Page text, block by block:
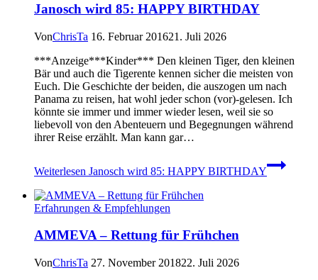
Janosch wird 85: HAPPY BIRTHDAY
VonChrisTa 16. Februar 201621. Juli 2026
***Anzeige***Kinder*** Den kleinen Tiger, den kleinen
Bär und auch die Tigerente kennen sicher die meisten von
Euch. Die Geschichte der beiden, die auszogen um nach
Panama zu reisen, hat wohl jeder schon (vor)-gelesen. Ich
könnte sie immer und immer wieder lesen, weil sie so
liebevoll von den Abenteuern und Begegnungen während
ihrer Reise erzählt. Man kann gar…
Weiterlesen Janosch wird 85: HAPPY BIRTHDAY
Erfahrungen & Empfehlungen
AMMEVA – Rettung für Frühchen
VonChrisTa 27. November 201822. Juli 2026